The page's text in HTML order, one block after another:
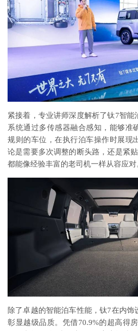
紧接着，专业讲师深度解析了钛7智能
系统通过多传感器融合感知，能够准
规则的车位，在执行泊车操作时展现
论是需要多次调整的断头路，还是紧
都能像经验丰富的老司机一样从容应对
除了卓越的智能泊车性能，钛7在内
彰显越级品质。凭借70.9%的超高得